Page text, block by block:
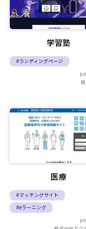
学習塾
#ランディングページ
医療
#マッチングサイト
#eラーニング